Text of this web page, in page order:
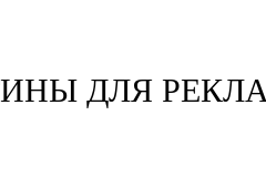
ДЛЯ